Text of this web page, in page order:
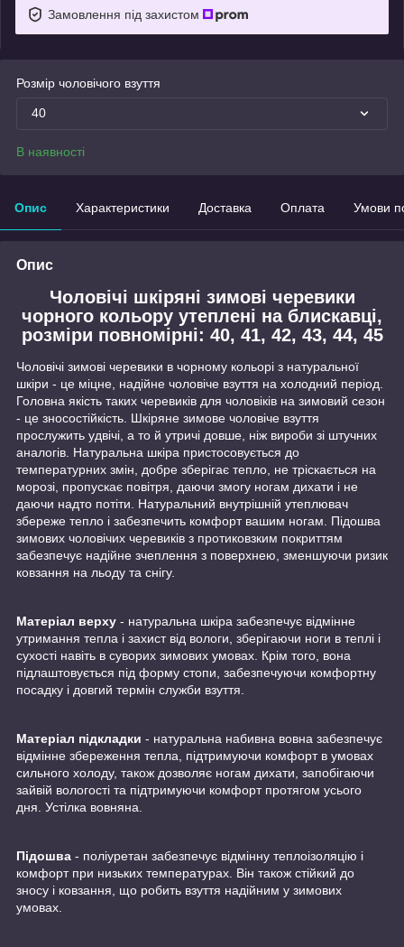
Замовлення під захистом
Розмір чоловічого взуття
40
В наявності
Опис Характеристики Доставка Оплата Умови
Опис
Чоловічі шкіряні зимові черевики
чорного кольору утеплені на блискавці,
розміри повномірні: 40, 41, 42, 43, 44, 45
Чоловічі зимові черевики в чорному кольорі з натуральної
шкіри - це міцне, надійне чоловіче взуття на холодний період.
Головна якість таких черевиків для чоловіків на зимовий сезон
- це зносостійкість. Шкіряне зимове чоловіче взуття
прослужить удвічі, а то й утричі довше, ніж вироби зі штучних
аналогів. Натуральна шкіра пристосовується до
температурних змін, добре зберігає тепло, не тріскається на
морозі, пропускає повітря, даючи змогу ногам дихати і не
даючи надто потіти. Натуральний внутрішній утеплювач
збереже тепло і забезпечить комфорт вашим ногам. Підошва
зимових чоловічих черевиків з протиковзким покриттям
забезпечує надійне зчеплення з поверхнею, зменшуючи ризик
ковзання на льоду та снігу.
Матеріал верху - натуральна шкіра забезпечує відмінне
утримання тепла і захист від вологи, зберігаючи ноги в теплі і
сухості навіть в суворих зимових умовах. Крім того, вона
підлаштовується під форму стопи, забезпечуючи комфортну
посадку і довгий термін служби взуття.
Матеріал підкладки - натуральна набивна вовна забезпечує
відмінне збереження тепла, підтримуючи комфорт в умовах
сильного холоду, також дозволяє ногам дихати, запобігаючи
зайвій вологості та підтримуючи комфорт протягом усього
дня. Устілка вовняна.
Підошва - поліуретан забезпечує відмінну теплоізоляцію і
комфорт при низьких температурах. Він також стійкий до
зносу і ковзання, що робить взуття надійним у зимових
умовах.